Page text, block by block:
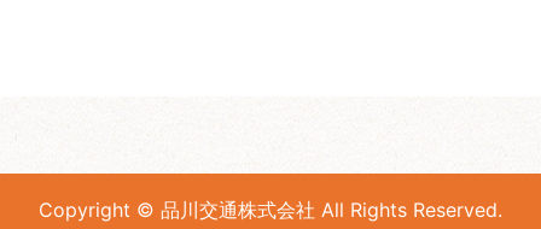
Copyright © 品川交通株式会社 All Rights Reserved.